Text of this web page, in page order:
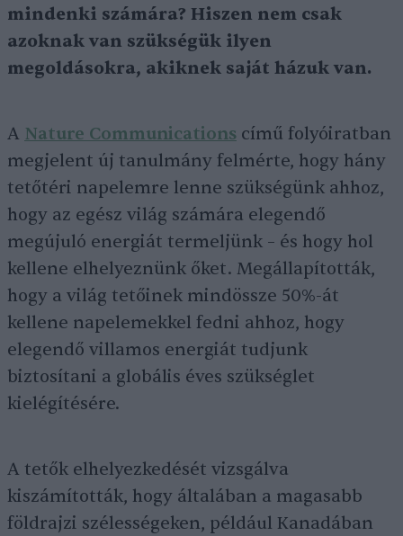
mindenki számára? Hiszen nem csak
azoknak van szükségük ilyen
megoldásokra, akiknek saját házuk van.
A Nature Communications című folyóiratban
megjelent új tanulmány felmérte, hogy hány
tetőtéri napelemre lenne szükségünk ahhoz,
hogy az egész világ számára elegendő
megújuló energiát termeljünk – és hogy hol
kellene elhelyeznünk őket. Megállapították,
hogy a világ tetőinek mindössze 50%-át
kellene napelemekkel fedni ahhoz, hogy
elegendő villamos energiát tudjunk
biztosítani a globális éves szükséglet
kielégítésére.
A tetők elhelyezkedését vizsgálva
kiszámították, hogy általában a magasabb
földrajzi szélességeken, például Kanadában